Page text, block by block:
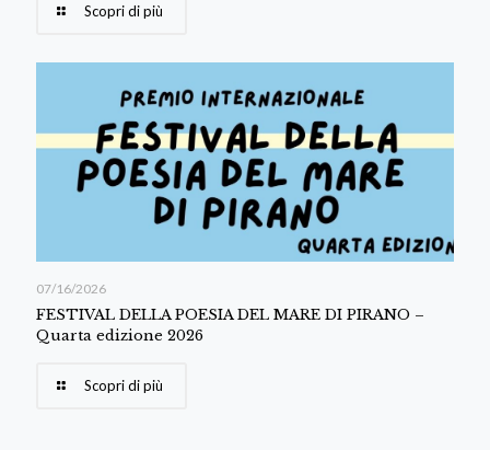
Scopri di più
07/16/2026
FESTIVAL DELLA POESIA DEL MARE DI PIRANO –
Quarta edizione 2026
Scopri di più